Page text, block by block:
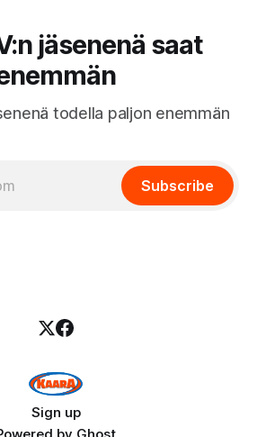
jäsenenä saat
todella paljon enemmän
Subscribe
Sign up